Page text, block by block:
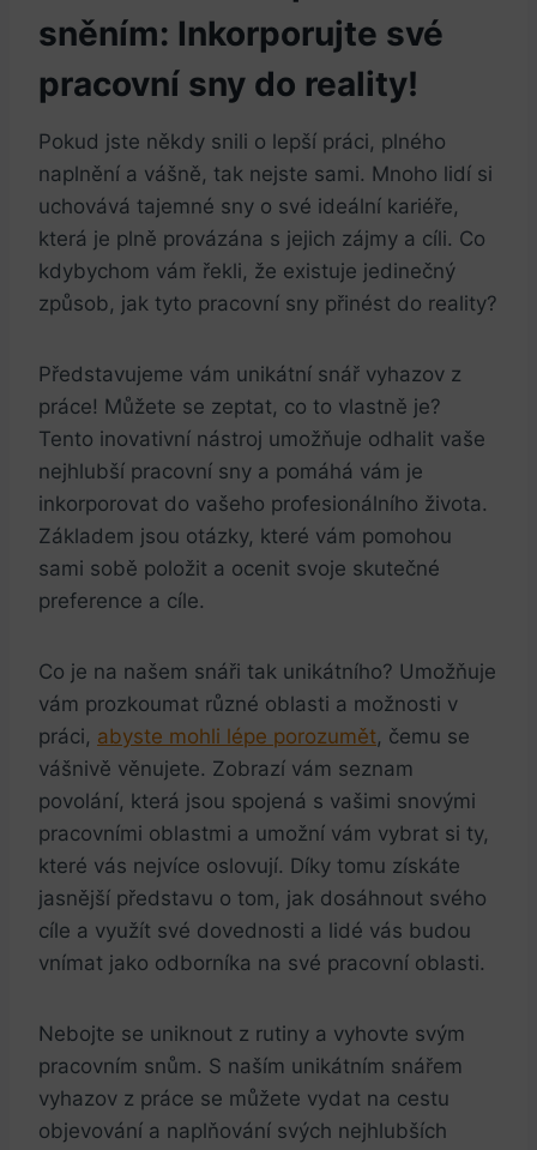
sněním: ⁢Inkorporujte své
pracovní ​sny do reality!
Pokud jste někdy snili o lepší práci, plného
naplnění a vášně,​ tak ‌nejste sami. Mnoho ​lidí si
uchovává tajemné sny o své ideální kariéře,
která ‍je plně provázána s jejich zájmy​ a ‍cíli. Co
kdybychom vám řekli, že existuje jedinečný‍
způsob, jak‍ tyto ⁢pracovní sny přinést do reality?
Představujeme vám unikátní snář vyhazov ⁤z
práce! Můžete​ se zeptat, co to vlastně je?
Tento inovativní nástroj umožňuje odhalit vaše
nejhlubší pracovní⁤ sny a pomáhá vám je
inkorporovat do vašeho profesionálního života.
Základem jsou otázky, které vám pomohou
sami sobě položit a ocenit svoje skutečné
preference a⁢ cíle.
Co je na našem snáři tak unikátního? Umožňuje
vám prozkoumat různé oblasti a možnosti ​v
⁣práci, abyste mohli lépe​ porozumět, čemu ⁣se
vášnivě věnujete. Zobrazí vám seznam
povolání, která jsou‍ spojená s vašimi snovými
pracovními oblastmi a umožní vám vybrat si ty, ​
které vás nejvíce oslovují. Díky tomu získáte
jasnější představu o‌ tom, jak dosáhnout svého
cíle a využít své dovednosti a lidé vás budou
vnímat jako odborníka na své pracovní oblasti.
Nebojte se uniknout⁣ z rutiny a vyhovte svým
pracovním snům. S naším unikátním snářem
vyhazov z práce se můžete vydat na cestu
objevování a naplňování svých nejhlubších